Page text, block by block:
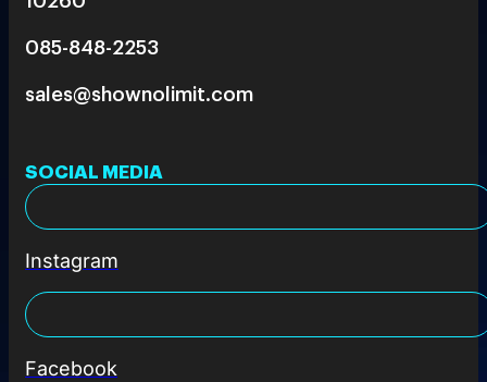
085-848-2253
sales@shownolimit.com
SOCIAL MEDIA
Instagram
Facebook